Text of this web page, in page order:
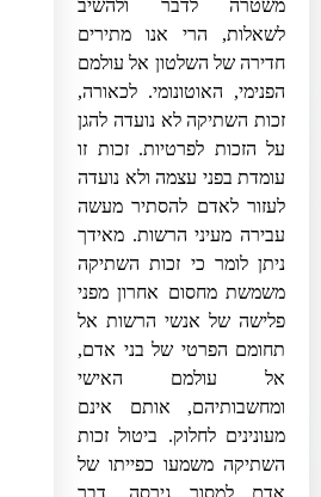
משטרה לדבר ולהשיב
לשאלות, הרי אנו מתירים
חדירה של השלטון אל עולמם
הפנימי, האוטונומי. לכאורה,
זכות השתיקה לא נועדה להגן
על הזכות לפרטיות. זכות זו
עומדת בפני עצמה ולא נועדה
לעזור לאדם להסתיר מעשה
עבירה מעיני הרשות. מאידך
ניתן לומר כי זכות השתיקה
משמשת מחסום אחרון מפני
פלישה של אנשי הרשות אל
תחומם הפרטי של בני אדם,
אל עולמם האישי
ומחשבותיהם, אותם אינם
מעונינים לחלוק. ביטול זכות
השתיקה משמעו כפייתו של